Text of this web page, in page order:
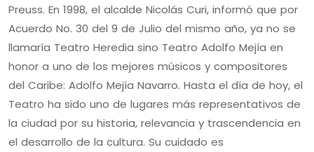
Preuss. En 1998, el alcalde Nicolás Curi, informó que por
Acuerdo No. 30 del 9 de Julio del mismo año, ya no se
llamaría Teatro Heredia sino Teatro Adolfo Mejía en
honor a uno de los mejores músicos y compositores
del Caribe: Adolfo Mejía Navarro. Hasta el día de hoy, el
Teatro ha sido uno de lugares más representativos de
la ciudad por su historia, relevancia y trascendencia en
el desarrollo de la cultura. Su cuidado es